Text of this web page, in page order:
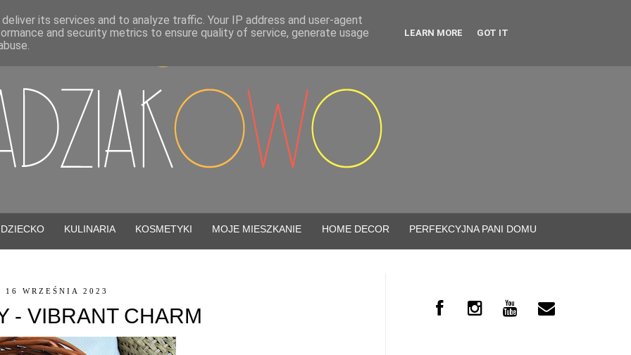
DZIECKO KULINARIA KOSMETYKI MOJE MIESZKANIE HOME DECOR PERFEKCYJNA PANI DOMU
16 WRZEŚNIA 2023
- VIBRANT CHARM
its services and to analyze traffic. Your IP address and user-agent
and security metrics to ensure quality of service, generate usage
LEARN MORE GOT IT